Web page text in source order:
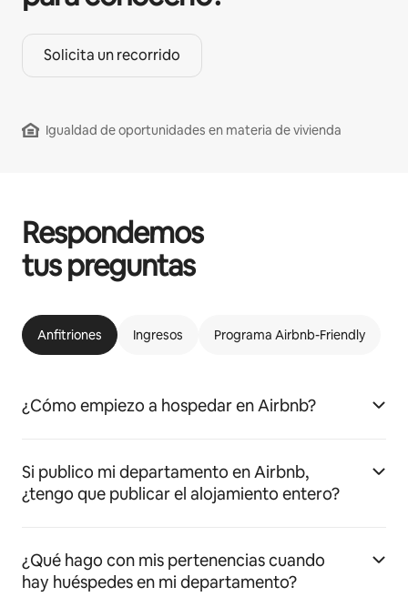
Solicita un recorrido
Igualdad de oportunidades en materia de vivienda
Respondemos
tus preguntas
Anfitriones Ingresos Programa Airbnb-Friendly
¿Cómo empiezo a hospedar en Airbnb?
Si publico mi departamento en Airbnb,
¿tengo que publicar el alojamiento entero?
¿Qué hago con mis pertenencias cuando
hay huéspedes en mi departamento?